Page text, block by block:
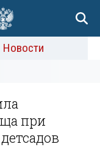
Новости
при